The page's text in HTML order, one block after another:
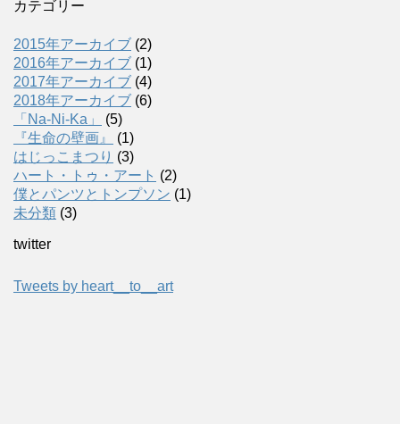
カテゴリー
2015年アーカイブ (2)
2016年アーカイブ (1)
2017年アーカイブ (4)
2018年アーカイブ (6)
「Na-Ni-Ka」
(5)
『生命の壁画』
(1)
はじっこまつり (3)
ハート・トゥ・アート (2)
僕とパンツとトンプソン (1)
未分類 (3)
twitter
Tweets by heart__to__art